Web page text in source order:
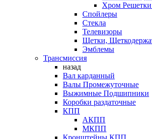
Хром Решетки
Спойлеры
Стекла
Телевизоры
Щетки,
Эмблемы
Трансмиссия
назад
Вал карданный
Валы Промежуточные
Выжимные Подшипники
Коробки раздаточные
КПП
АКПП
МКПП
Кронштейны КПП